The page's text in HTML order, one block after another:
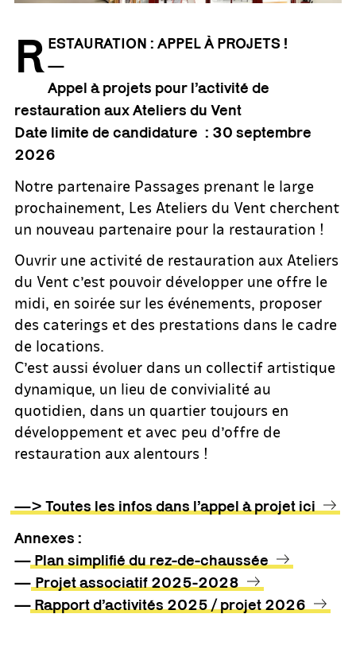
R ESTAURATION : APPEL À PROJETS !
—
Appel à projets pour l’activité de
restauration aux Ateliers du Vent
Date limite de candidature : 30 septembre
2026
Notre partenaire Passages prenant le large
prochainement, Les Ateliers du Vent cherchent
un nouveau partenaire pour la restauration !
Ouvrir une activité de restauration aux Ateliers
du Vent c’est pouvoir développer une offre le
midi, en soirée sur les événements, proposer
des caterings et des prestations dans le cadre
de locations.
C’est aussi évoluer dans un collectif artistique
dynamique, un lieu de convivialité au
quotidien, dans un quartier toujours en
développement et avec peu d’offre de
restauration aux alentours !
—> Toutes les infos dans l’appel à projet ici
Annexes :
— Plan simplifié du rez-de-chaussée
— Projet associatif 2025-2028
— Rapport d’activités 2025 / projet 2026